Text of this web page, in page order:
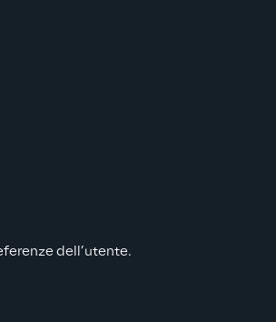
dell’utente.